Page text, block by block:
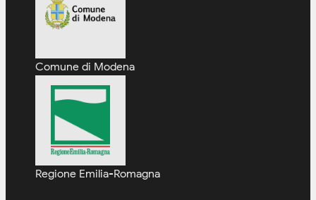
Comune di Modena
Regione Emilia-Romagna